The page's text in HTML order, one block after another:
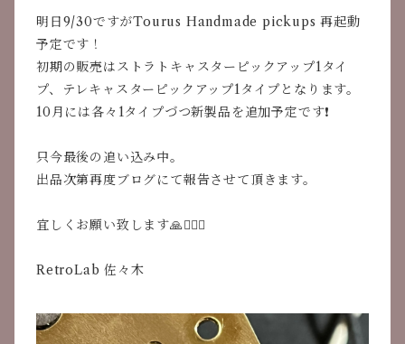
明日9/30ですがTourus Handmade pickups 再起動
予定です！
初期の販売はストラトキャスターピックアップ1タイ
プ、テレキャスターピックアップ1タイプとなります。
10月には各々1タイプづつ新製品を追加予定です❗️
只今最後の追い込み中。
出品次第再度ブログにて報告させて頂きます。
宜しくお願い致します🙏🙇🏻‍♂️
RetroLab 佐々木